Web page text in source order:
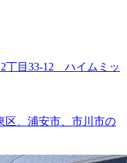
2丁目33-12 ハイムミッ
区、浦安市、市川市の